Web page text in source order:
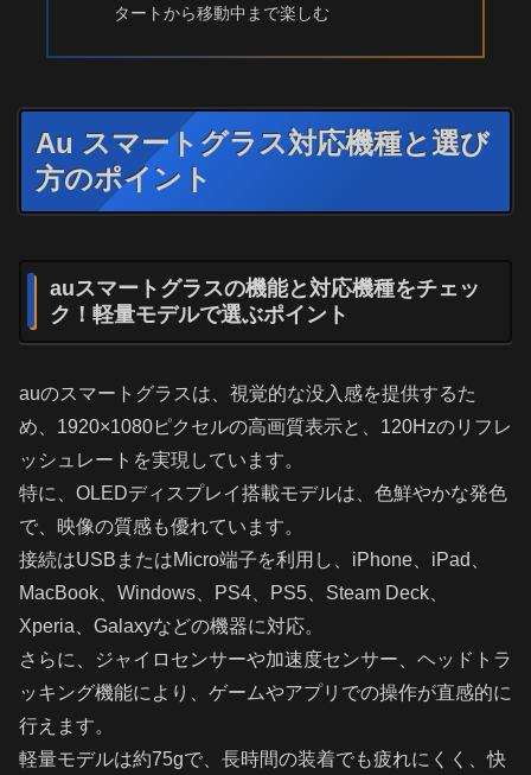
タートから移動中まで楽しむ
Au スマートグラス対応機種と選び
方のポイント
auスマートグラスの機能と対応機種をチェッ
ク！軽量モデルで選ぶポイント
auのスマートグラスは、視覚的な没入感を提供するた
め、1920×1080ピクセルの高画質表示と、120Hzのリフレ
ッシュレートを実現しています。
特に、OLEDディスプレイ搭載モデルは、色鮮やかな発色
で、映像の質感も優れています。
接続はUSBまたはMicro端子を利用し、iPhone、iPad、
MacBook、Windows、PS4、PS5、Steam Deck、
Xperia、Galaxyなどの機器に対応。
さらに、ジャイロセンサーや加速度センサー、ヘッドトラ
ッキング機能により、ゲームやアプリでの操作が直感的に
行えます。
軽量モデルは約75gで、長時間の装着でも疲れにくく、快